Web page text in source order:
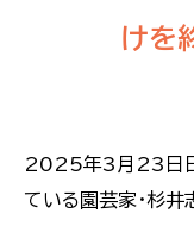
けを
2025年3月23日日
ている園芸家・杉井